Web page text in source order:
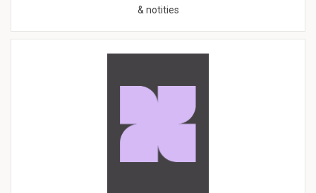
& notities